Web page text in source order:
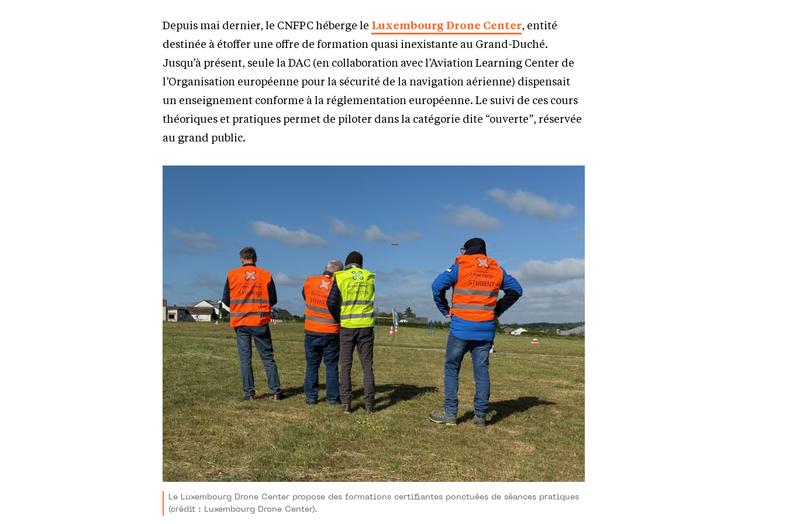
Depuis mai dernier, le CNFPC héberge le Luxembourg Drone Center, entité
destinée à étoffer une offre de formation quasi inexistante au Grand-Duché.
Jusqu’à présent, seule la DAC (en collaboration avec l’Aviation Learning Center de
l’Organisation européenne pour la sécurité de la navigation aérienne) dispensait
un enseignement conforme à la réglementation européenne. Le suivi de ces cours
théoriques et pratiques permet de piloter dans la catégorie dite “ouverte”, réservée
au grand public.
Le Luxembourg Drone Center propose des formations certifiantes ponctuées de séances pratiques
(crédit : Luxembourg Drone Center).